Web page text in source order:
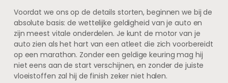
Voordat we ons op de details storten, beginnen we bij de
absolute basis: de wettelijke geldigheid van je auto en
zijn meest vitale onderdelen. Je kunt de motor van je
auto zien als het hart van een atleet die zich voorbereidt
op een marathon. Zonder een geldige keuring mag hij
niet eens aan de start verschijnen, en zonder de juiste
vloeistoffen zal hij de finish zeker niet halen.